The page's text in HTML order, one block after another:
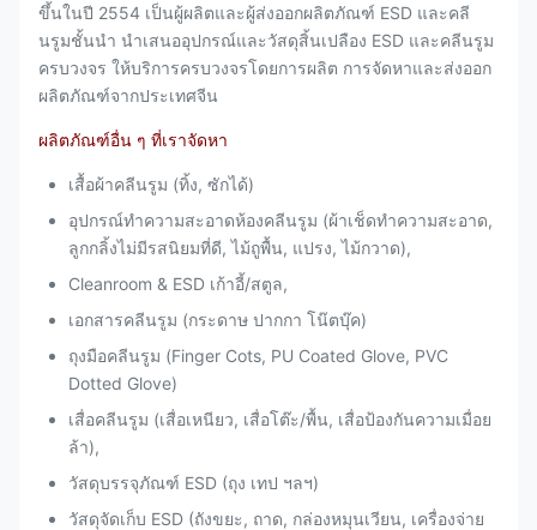
ขึ้นในปี 2554 เป็นผู้ผลิตและผู้ส่งออกผลิตภัณฑ์ ESD และคลี
นรูมชั้นนำ นำเสนออุปกรณ์และวัสดุสิ้นเปลือง ESD และคลีนรูม
ครบวงจร ให้บริการครบวงจรโดยการผลิต การจัดหาและส่งออก
ผลิตภัณฑ์จากประเทศจีน
ผลิตภัณฑ์อื่น ๆ ที่เราจัดหา
เสื้อผ้าคลีนรูม (ทิ้ง, ซักได้)
อุปกรณ์ทำความสะอาดห้องคลีนรูม (ผ้าเช็ดทำความสะอาด,
ลูกกลิ้งไม่มีรสนิยมที่ดี, ไม้ถูพื้น, แปรง, ไม้กวาด),
Cleanroom & ESD เก้าอี้/สตูล,
เอกสารคลีนรูม (กระดาษ ปากกา โน๊ตบุ๊ค)
ถุงมือคลีนรูม (Finger Cots, PU Coated Glove, PVC
Dotted Glove)
เสื่อคลีนรูม (เสื่อเหนียว, เสื่อโต๊ะ/พื้น, เสื่อป้องกันความเมื่อย
ล้า),
วัสดุบรรจุภัณฑ์ ESD (ถุง เทป ฯลฯ)
วัสดุจัดเก็บ ESD (ถังขยะ, ถาด, กล่องหมุนเวียน, เครื่องจ่าย